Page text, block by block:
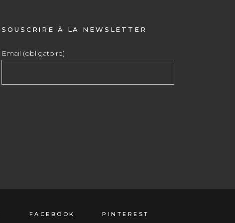
SOUSCRIRE À LA NEWSLETTER
Email (obligatoire)
FACEBOOK PINTEREST